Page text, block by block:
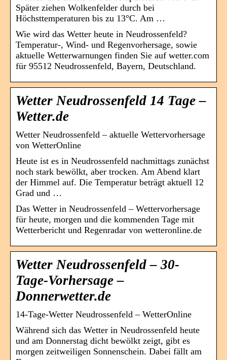
Später ziehen Wolkenfelder durch bei
Höchsttemperaturen bis zu 13°C. Am …
Wie wird das Wetter heute in Neudrossenfeld?
Temperatur-, Wind- und Regenvorhersage, sowie
aktuelle Wetterwarnungen finden Sie auf wetter.com
für 95512 Neudrossenfeld, Bayern, Deutschland.
Wetter Neudrossenfeld 14 Tage –
Wetter.de
Wetter Neudrossenfeld – aktuelle Wettervorhersage
von WetterOnline
Heute ist es in Neudrossenfeld nachmittags zunächst
noch stark bewölkt, aber trocken. Am Abend klart
der Himmel auf. Die Temperatur beträgt aktuell 12
Grad und …
Das Wetter in Neudrossenfeld – Wettervorhersage
für heute, morgen und die kommenden Tage mit
Wetterbericht und Regenradar von wetteronline.de
Wetter Neudrossenfeld – 30-
Tage-Vorhersage –
Donnerwetter.de
14-Tage-Wetter Neudrossenfeld – WetterOnline
Während sich das Wetter in Neudrossenfeld heute
und am Donnerstag dicht bewölkt zeigt, gibt es
morgen zeitweiligen Sonnenschein. Dabei fällt am